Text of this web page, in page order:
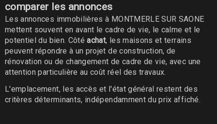
comparer les annonces
Les annonces immobilières à MONTMERLE SUR SAONE
mettent souvent en avant le cadre de vie, le calme et le
potentiel du bien. Côtéachat, les maisons et terrains
peuvent répondre à un projet de construction, de
rénovation ou de changement de cadre de vie, avec une
attention particulière au coût réel des travaux.
L'emplacement, les accès et l'état général restent des
critères déterminants, indépendamment du prix affiché.